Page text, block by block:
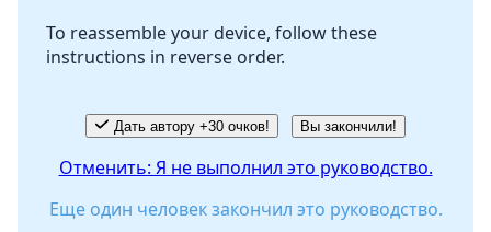
Отмена Оставить комментарий
To reassemble your device, follow these
instructions in reverse order.
Дать автору +30 очков! Вы закончили!
Отменить: Я не выполнил это руководство.
Еще один человек закончил это руководство.